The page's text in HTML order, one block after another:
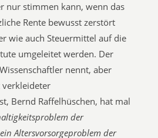
nur stimmen kann, wenn das
Rente bewusst zerstört
wie auch Steuermittel auf die
umgeleitet werden. Der
nennt, aber
verkleideter
Bernd Raffelhüschen, hat mal
der
Altersvorsorgeproblem der